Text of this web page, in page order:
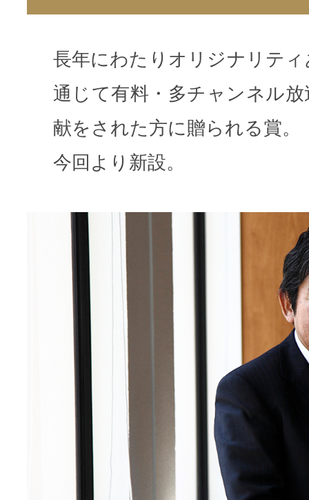
長年にわたりオリジナリテ
通じて有料・多チャンネル
献をされた方に贈られる賞。
今回より新設。